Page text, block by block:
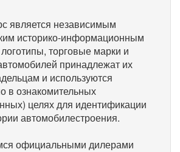
является независимым
историко-информационным
торговые марки и
принадлежат их
и используются
в ознакомительных
целях для идентификации
автомобилестроения.
официальными дилерами